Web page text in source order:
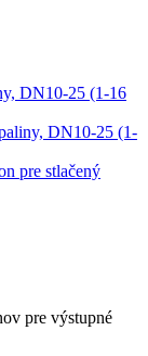
DN10-25 (1-16
DN10-25 (1-
pre stlačený
pre výstupné